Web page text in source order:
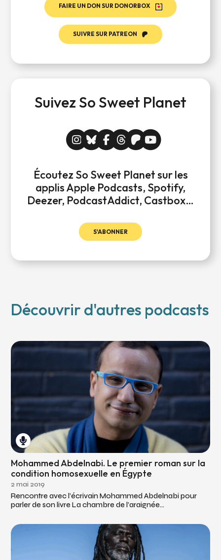
FAIRE UN DON SUR DONORBOX
SUIVRE SUR PATREON
Suivez So Sweet Planet
Écoutez So Sweet Planet sur les
applis Apple Podcasts, Spotify,
Deezer, PodcastAddict, Castbox…
S'ABONNER
Découvrir d'autres podcasts
Mohammed Abdelnabi. Le premier roman sur la
condition homosexuelle en Égypte
2 mai 2019
Rencontre avec l’écrivain Mohammed Abdelnabi pour
parler de son livre La chambre de l’araignée...